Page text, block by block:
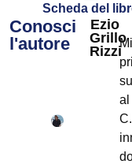
Scheda del
Conosci
l'autore
Ezio
Grillo
Rizzi